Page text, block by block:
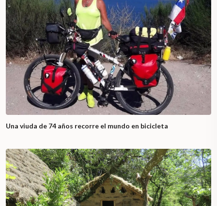
Una viuda de 74 años recorre el mundo en bicicleta